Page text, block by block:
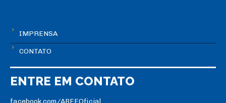
IMPRENSA
CONTATO
ENTRE EM CONTATO
facebook.com/ABEEOficial